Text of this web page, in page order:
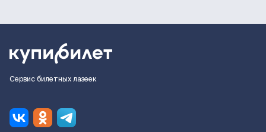
Сервис билетных лазеек